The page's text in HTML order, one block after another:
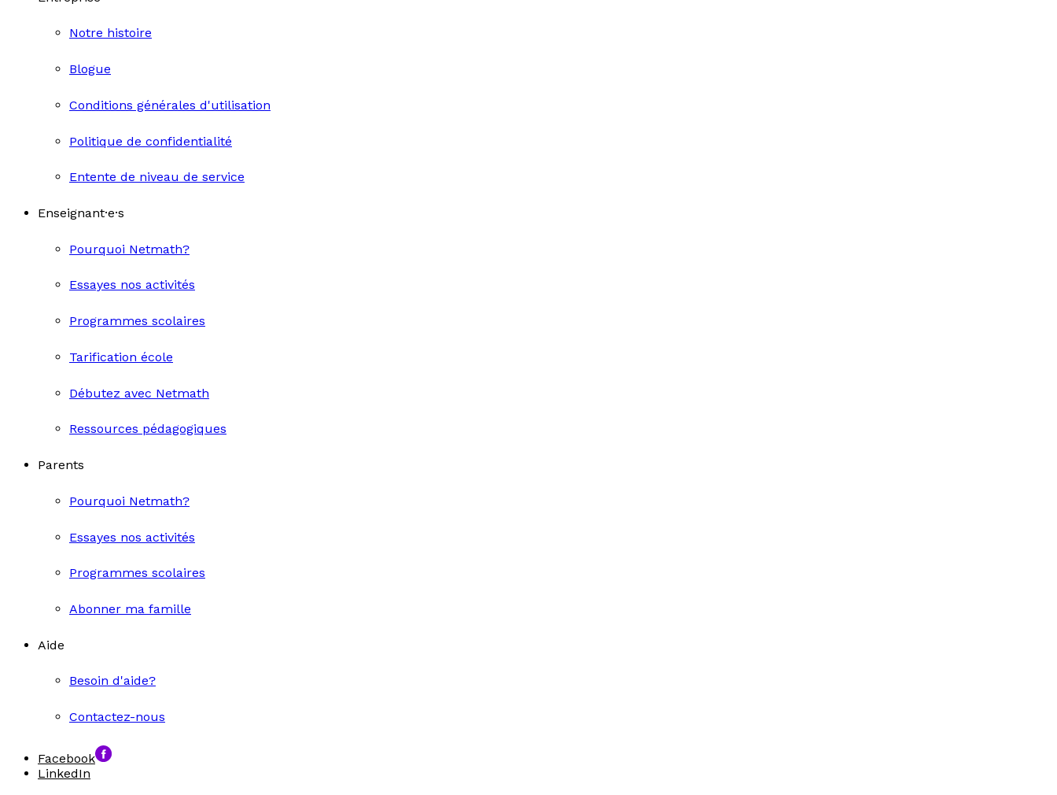
Notre histoire
Blogue
Conditions générales d'utilisation
Politique de confidentialité
Entente de niveau de service
Enseignant·e·s
Pourquoi Netmath?
Essayes nos activités
Programmes scolaires
Tarification école
Débutez avec Netmath
Ressources pédagogiques
Parents
Pourquoi Netmath?
Essayes nos activités
Programmes scolaires
Abonner ma famille
Aide
Besoin d'aide?
Contactez-nous
Facebook
LinkedIn